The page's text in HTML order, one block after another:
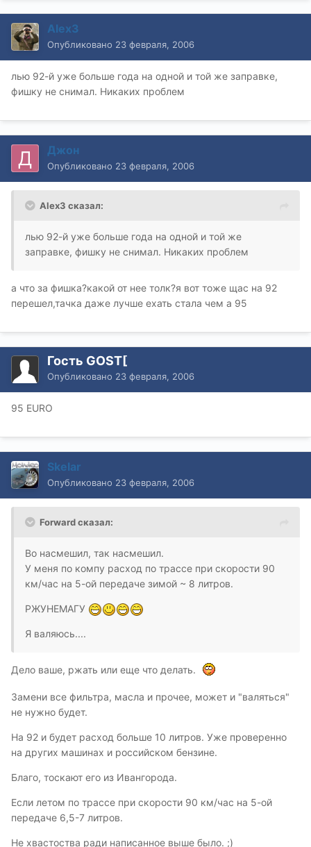
Alex3
Опубликовано 23 февраля, 2006
лью 92-й уже больше года на одной и той же заправке,
фишку не снимал. Никаких проблем
Джон
Опубликовано 23 февраля, 2006
Alex3 сказал:
лью 92-й уже больше года на одной и той же
заправке, фишку не снимал. Никаких проблем
а что за фишка?какой от нее толк?я вот тоже щас на 92
перешел,тачка даже лучше ехать стала чем а 95
Гость GOST[
Опубликовано 23 февраля, 2006
95 EURO
Skelar
Опубликовано 23 февраля, 2006
Forward сказал:
Во насмешил, так насмешил.
У меня по компу расход по трассе при скорости 90
км/час на 5-ой передаче зимой ~ 8 литров.
РЖУНЕМАГУ
Я валяюсь....
Дело ваше, ржать или еще что делать.
Замени все фильтра, масла и прочее, может и "валяться"
не нужно будет.
На 92 и будет расход больше 10 литров. Уже проверенно
на других машинах и российском бензине.
Благо, тоскают его из Ивангорода.
Если летом по трассе при скорости 90 км/час на 5-ой
передаче 6,5-7 литров.
Не хвастоства ради написанное выше было. ;)